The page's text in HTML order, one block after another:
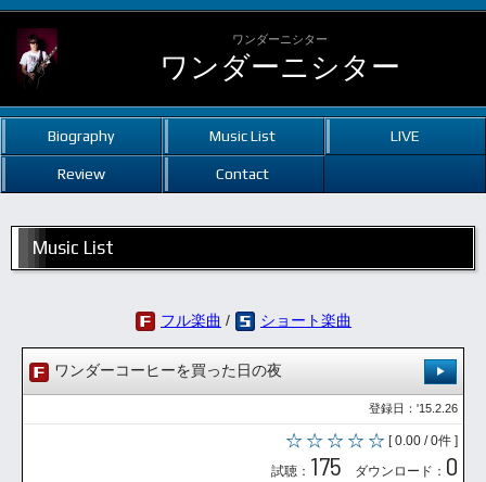
ワンダーニシター
ワンダーニシター
Biography Music List LIVE
Review Contact
Music List
フル楽曲 / ショート楽曲
ワンダーコーヒーを買った日の夜
登録日：'15.2.26
[ 0.00 / 0件 ]
試聴： 175 ダウンロード： 0